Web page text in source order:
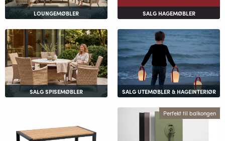
LOUNGEMØBLER SALG HAGEMØBLER
SALG SPISEMØBLER SALG UTEMØBLER & HAGEINTERIØR
Perfekt til balkongen